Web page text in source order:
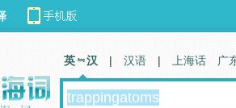
英 汉 | 汉语 | 上海话 广